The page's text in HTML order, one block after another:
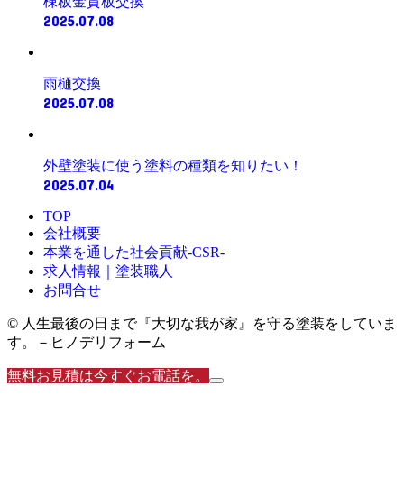
2025.07.08
雨樋交換
2025.07.08
外壁塗装に使う塗料の種類を知りたい！
2025.07.04
TOP
会社概要
本業を通した社会貢献-CSR-
求人情報｜塗装職人
お問合せ
© 人生最後の日まで『大切な我が家』を守る塗装をしていま
す。－ヒノデリフォーム
無料お見積は今すぐお電話を。